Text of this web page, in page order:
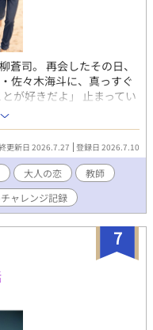
蒼司。 再会したその日、
佐々木海斗に、真っすぐ
が好きだよ」 止まってい
れ違い、叶わなかった想
の気持ち。 野球部顧問と
師として新たな一歩を踏
々の中で、二人は少しず
合っていく。 「あの
の再会と再生の物語。 穏
かなラブストーリー。
人公 ◯佐々木 海斗 蒼陵
歳。 性格は明るく、面倒
高校時代は、野球部のエ
術臨時教師 34歳。 物
好んで描いている。 2歳
所で、幼なじみだった。
の幼なじみで高校までず
恋人。 蒼司の兄。 ◯松
更新日 2026.7.27 登録日 2026.7.10
大人の恋
教師
ャレンジ記録
7